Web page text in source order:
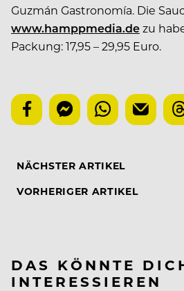
Guzmán Gastronomía. Die
www.hamppmedia.dezu
Packung: 17,95 – 29,95 Euro.
NÄCHSTER ARTIKEL
VORHERIGER ARTIKEL
DAS KÖNNTE
INTERESSIEREN